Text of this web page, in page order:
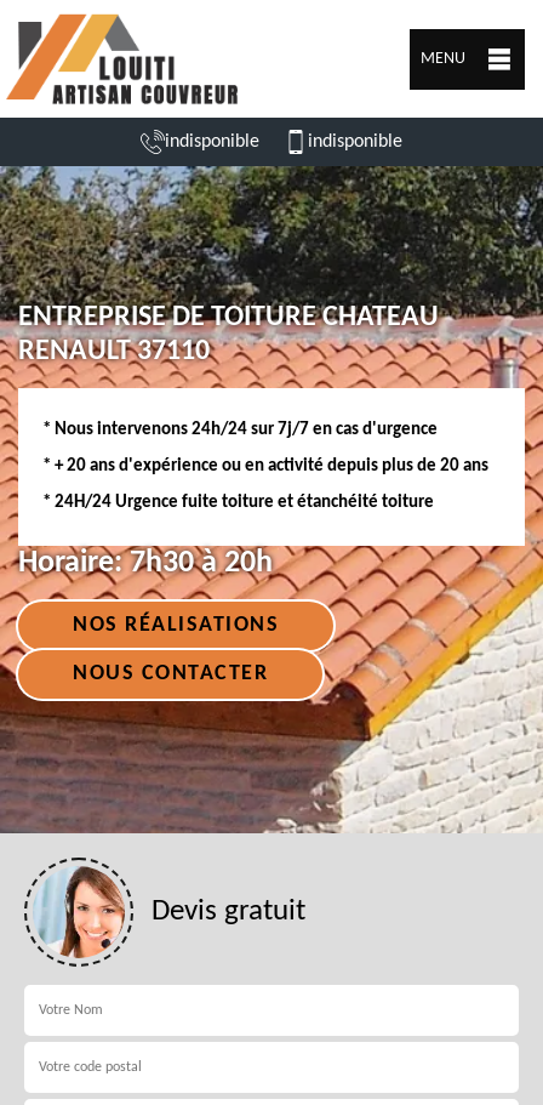
MENU
indisponible indisponible
ENTREPRISE DE TOITURE CHATEAU
RENAULT 37110
* Nous intervenons 24h/24 sur 7j/7 en cas d'urgence
* + 20 ans d'expérience ou en activité depuis plus de 20 ans
* 24H/24 Urgence fuite toiture et étanchéité toiture
Horaire:7h30 à 20h
NOS RÉALISATIONS
NOUS CONTACTER
Devis gratuit